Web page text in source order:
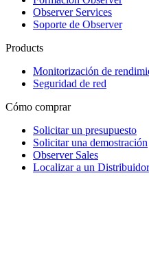
Observer Services
Soporte de Observer
Products
Monitorización de
Seguridad de red
Cómo comprar
Solicitar un presupuesto
Solicitar una demostración
Observer Sales
Localizar a un Distribuidor